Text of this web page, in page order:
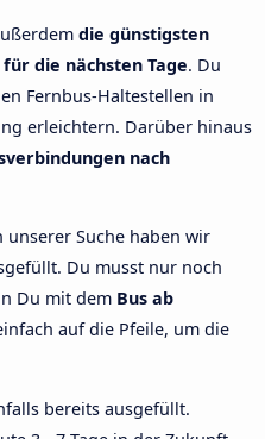
die günstigsten
die nächsten Tage. Du
Fernbus-Haltestellen in
erleichtern. Darüber hinaus
nach
unserer Suche haben wir
Du musst nur noch
Du mit dem Bus ab
auf die Pfeile, um die
bereits ausgefüllt.